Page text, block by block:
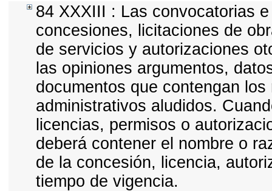
84 XXXIII : Las convocatorias
concesiones, licitaciones de
de servicios y autorizaciones
las opiniones argumentos,
documentos que contengan
administrativos aludidos.
licencias, permisos o
deberá contener el nombre o
de la concesión, licencia,
tiempo de vigencia.